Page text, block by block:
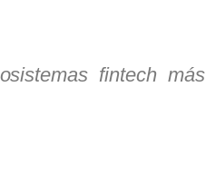
fintechmás